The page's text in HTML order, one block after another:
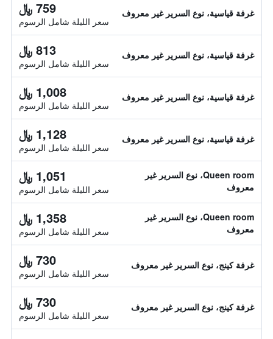
غرفة قياسية، نوع السرير غير معروف 759 ﷼
سعر الليلة شامل الرسوم
غرفة قياسية، نوع السرير غير معروف 813 ﷼
سعر الليلة شامل الرسوم
غرفة قياسية، نوع السرير غير معروف 1,008 ﷼
سعر الليلة شامل الرسوم
غرفة قياسية، نوع السرير غير معروف 1,128 ﷼
سعر الليلة شامل الرسوم
Queen room، نوع السرير غير
معروف
1,051 ﷼
سعر الليلة شامل الرسوم
Queen room، نوع السرير غير
معروف
1,358 ﷼
سعر الليلة شامل الرسوم
غرفة كينج، نوع السرير غير معروف 730 ﷼
سعر الليلة شامل الرسوم
غرفة كينج، نوع السرير غير معروف 730 ﷼
سعر الليلة شامل الرسوم